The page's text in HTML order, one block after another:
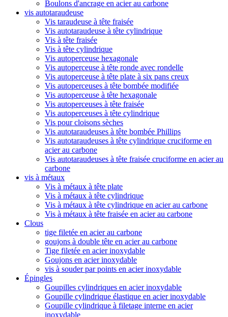
Boulons d'ancrage en acier au carbone
vis autotaraudeuse
Vis taraudeuse à tête fraisée
Vis autotaraudeuse à tête cylindrique
Vis à tête fraisée
Vis à tête cylindrique
Vis autoperceuse hexagonale
Vis autoperceuse à tête ronde avec rondelle
Vis autoperceuse à tête plate à six pans creux
Vis autoperceuses à tête bombée modifiée
Vis autoperceuse à tête hexagonale
Vis autoperceuses à tête fraisée
Vis autoperceuses à tête cylindrique
Vis pour cloisons sèches
Vis autotaraudeuses à tête bombée Phillips
Vis autotaraudeuses à tête cylindrique cruciforme en
acier au carbone
Vis autotaraudeuses à tête fraisée cruciforme en acier au
carbone
vis à métaux
Vis à métaux à tête plate
Vis à métaux à tête cylindrique
Vis à métaux à tête cylindrique en acier au carbone
Vis à métaux à tête fraisée en acier au carbone
Clous
tige filetée en acier au carbone
goujons à double tête en acier au carbone
Tige filetée en acier inoxydable
Goujons en acier inoxydable
vis à souder par points en acier inoxydable
Épingles
Goupilles cylindriques en acier inoxydable
Goupille cylindrique élastique en acier inoxydable
Goupille cylindrique à filetage interne en acier
inoxydable